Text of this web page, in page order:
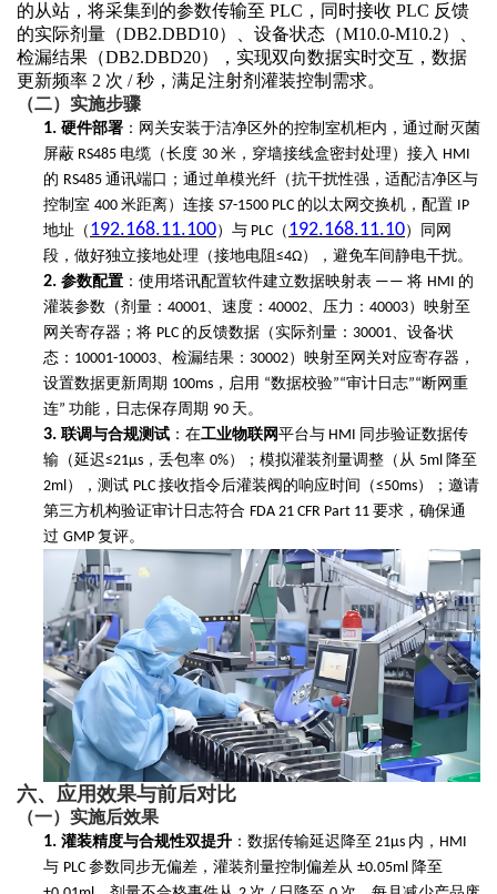
的从站，将采集到的参数传输至 PLC，同时接收 PLC 反馈
的实际剂量（DB2.DBD10）、设备状态（M10.0-M10.2）、
检漏结果（DB2.DBD20），实现双向数据实时交互，数据
更新频率 2 次 / 秒，满足注射剂灌装控制需求。
（二）实施步骤
1. 硬件部署 ：网关安装于洁净区外的控制室机柜内，通过耐灭菌
屏蔽 RS485 电缆（长度 30 米，穿墙接线盒密封处理）接入 HMI
的 RS485 通讯端口；通过单模光纤（抗干扰性强，适配洁净区与
控制室 400 米距离）连接 S7-1500 PLC 的以太网交换机，配置
IP
地址（ 192.168.11.100）与 PLC （ 192.168.11.10）同网
段，做好独立接地处理（接地电阻 ≤4Ω），避免车间静电干扰。
2. 参数配置 ：使用塔讯配置软件建立数据映射表 —— 将 HMI 的
灌装参数（剂量： 40001 、速度： 40002 、压力： 40003）映射至
网关寄存器；将 PLC 的反馈数据（实际剂量： 30001 、设备状
态： 10001-10003 、检漏结果： 30002）映射至网关对应寄存器，
设置数据更新周期 100ms ，启用 “数据校验”“审计日志”“断网重
连” 功能，日志保存周期 90 天。
3. 联调与合规测试 ：在工业物联网平台与 HMI
同步验证数据传
输（延迟≤21μs ，丢包率 0%）；模拟灌装剂量调整（从 5ml 降至
2ml ），测试 PLC 接收指令后灌装阀的响应时间（≤50ms）；邀请
第三方机构验证审计日志符合 FDA 21 CFR Part 11 要求，确保通
过 GMP 复评。
六、应用效果与前后对比
（一）实施后效果
1. 灌装精度与合规性双提升 ：数据传输延迟降至 21μs 内， HMI
与 PLC 参数同步无偏差，灌装剂量控制偏差从 ±0.05ml 降至